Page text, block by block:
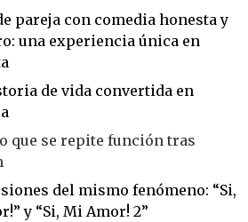
pareja con comedia honesta y
una experiencia única en
de vida convertida en
que se repite función tras
del mismo fenómeno: “Si,
y “Si, Mi Amor! 2”